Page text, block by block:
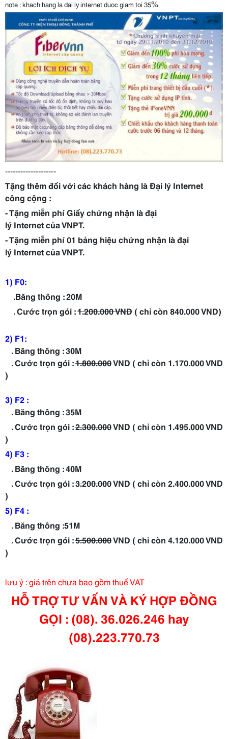
note : khach hang la dai ly internet duoc giam toi 35%
--------------------
Tặng thêm đối với các khách hàng là Đại lý Internet
công cộng :
- Tặng miễn phí Giấy chứng nhận là đại
lý Internet của VNPT.
- Tặng miễn phí 01 bảng hiệu chứng nhận là đại
lý Internet của VNPT.
1) F0:
.Băng thông : 20M
. Cước trọn gói :1.200.000 VND ( chỉ còn 840.000 VND)
2) F1:
. Băng thông : 30M
. Cước trọn gói :1.800.000VND ( chỉ còn 1.170.000 VND
)
3) F2 :
. Băng thông : 35M
. Cước trọn gói :2.300.000VND ( chỉ còn 1.495.000 VND
)
4) F3 :
. Băng thông : 40M
. Cước trọn gói :3.200.000VND ( chỉ còn 2.400.000 VND
)
5) F4 :
. Băng thông :51M
. Cước trọn gói :5.500.000VND ( chỉ còn 4.120.000 VND
)
lưu ý : giá trên chưa bao gồm thuế VAT
HỖ TRỢ TƯ VẤN VÀ KÝ HỢP ĐỒNG
GỌI : (08). 36.026.246 hay
(08).223.770.73